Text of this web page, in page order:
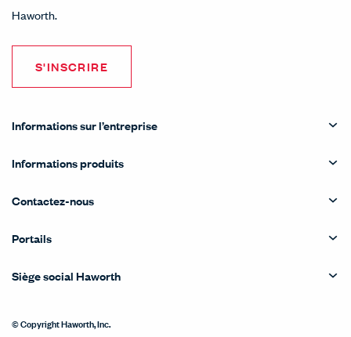
Haworth.
S'INSCRIRE
Informations sur l’entreprise
Informations produits
Contactez-nous
Portails
Siège social Haworth
© Copyright Haworth, Inc.